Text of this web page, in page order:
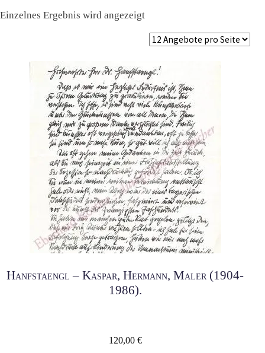
Einzelnes Ergebnis wird angezeigt
Hanfstaengl – Kaspar, Hermann, Maler (1904-
1986).
120,00 €